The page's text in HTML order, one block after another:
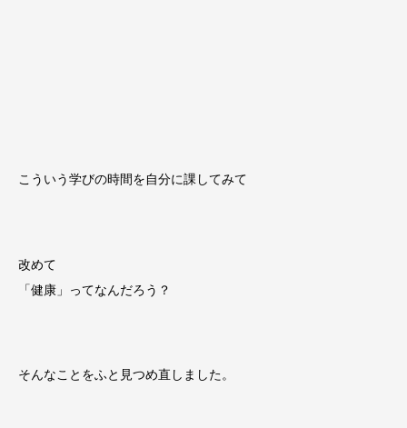
こういう学びの時間を自分に課してみて
改めて
「健康」ってなんだろう？
そんなことをふと見つめ直しました。